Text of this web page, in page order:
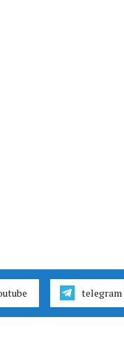
telegram